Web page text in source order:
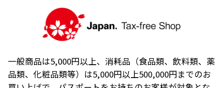
一般商品は5,000円以上、消耗品（食品類、飲料類、薬
品類、化粧品類等）は5,000円以上500,000円までのお